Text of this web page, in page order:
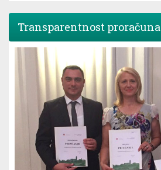
Transparentnost proračuna